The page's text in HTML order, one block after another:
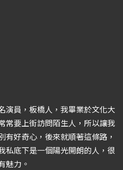
演員，板橋人，我畢業於文化大
常要上街訪問陌生人，所以讓我
有好奇心，後來就順著這條路，
私底下是一個陽光開朗的人，很
魅力。